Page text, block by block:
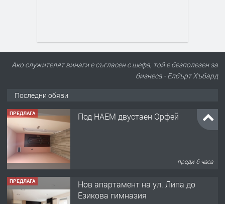
Ако служителят винаги е съгласен с шефа, той е безполезен за
бизнеса - Елбърт Хъбард
Последни обяви
ПРЕДЛАГА Под НАЕМ двустаен Орфей
преди 6 часа
ПРЕДЛАГА
Нов апартамент на ул. Липа до
Езикова гимназия